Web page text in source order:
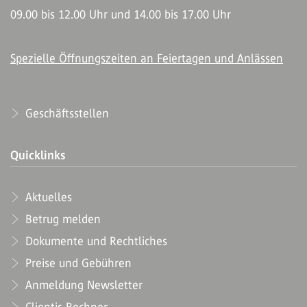
09.00 bis 12.00 Uhr und 14.00 bis 17.00 Uhr
Spezielle Öffnungszeiten an Feiertagen und Anlässen
Geschäftsstellen
Quicklinks
Aktuelles
Betrug melden
Dokumente und Rechtliches
Preise und Gebühren
Anmeldung Newsletter